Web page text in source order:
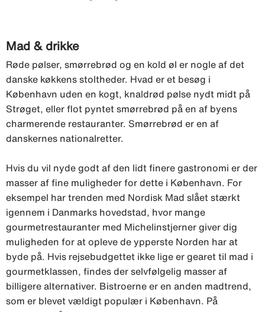
Mad & drikke
Røde pølser, smørrebrød og en kold øl er nogle af det
danske køkkens stoltheder. Hvad er et besøg i
København uden en kogt, knaldrød pølse nydt midt på
Strøget, eller flot pyntet smørrebrød på en af byens
charmerende restauranter. Smørrebrød er en af
danskernes nationalretter.
Hvis du vil nyde godt af den lidt finere gastronomi er der
masser af fine muligheder for dette i København. For
eksempel har trenden med Nordisk Mad slået stærkt
igennem i Danmarks hovedstad, hvor mange
gourmetrestauranter med Michelinstjerner giver dig
muligheden for at opleve de ypperste Norden har at
byde på. Hvis rejsebudgettet ikke lige er gearet til mad i
gourmetklassen, findes der selvfølgelig masser af
billigere alternativer. Bistroerne er en anden madtrend,
som er blevet vældigt populær i København. På